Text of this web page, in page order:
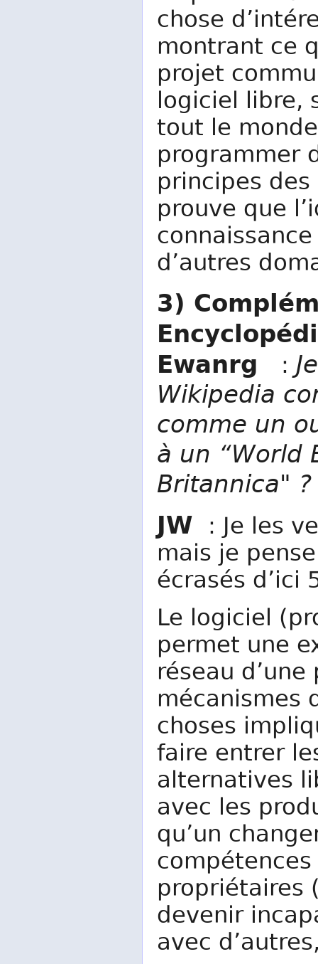
chose
montrant ce
projet
logiciel libre,
tout le
programmer
principes
prouve que
d’autres
3)
Ewanrg :
Wikipedia
comme un
à un “World
Britannica" ?
JW : Je les
mais je
écrasés d’ici
Le logiciel
permet une
réseau
mécanismes
choses
faire entrer
alternatives
avec les
qu’un
devenir
avec